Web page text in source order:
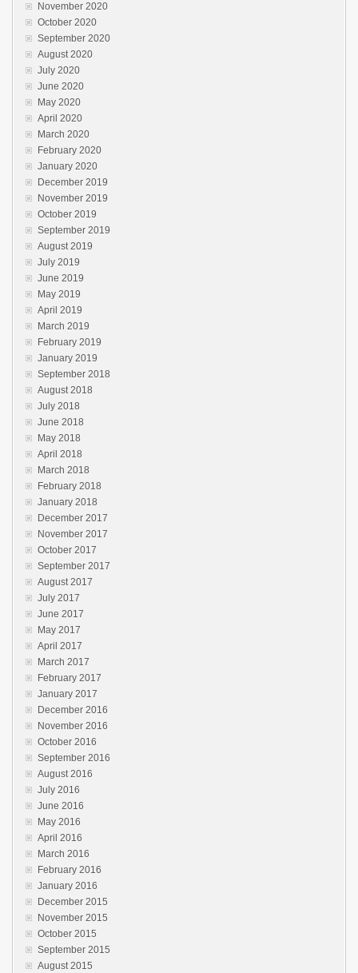
November 2020
October 2020
September 2020
August 2020
July 2020
June 2020
May 2020
April 2020
March 2020
February 2020
January 2020
December 2019
November 2019
October 2019
September 2019
August 2019
July 2019
June 2019
May 2019
April 2019
March 2019
February 2019
January 2019
September 2018
August 2018
July 2018
June 2018
May 2018
April 2018
March 2018
February 2018
January 2018
December 2017
November 2017
October 2017
September 2017
August 2017
July 2017
June 2017
May 2017
April 2017
March 2017
February 2017
January 2017
December 2016
November 2016
October 2016
September 2016
August 2016
July 2016
June 2016
May 2016
April 2016
March 2016
February 2016
January 2016
December 2015
November 2015
October 2015
September 2015
August 2015